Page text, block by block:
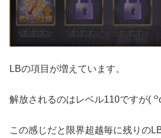
LBの項目が増えています。
解放されるのはレベル110ですが(
この感じだと限界超越毎に残りの